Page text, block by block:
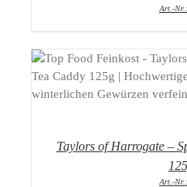
Art.-
Taylors of Harrogate –
Art.-